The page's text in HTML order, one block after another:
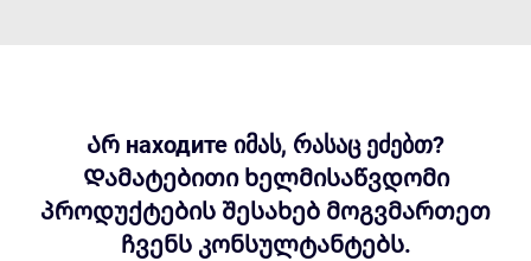
Არ находите იმას, რასაც ეძებთ?
Დამატებითი ხელმისაწვდომი
პროდუქტების შესახებ მოგვმართეთ
ჩვენს კონსულტანტებს.